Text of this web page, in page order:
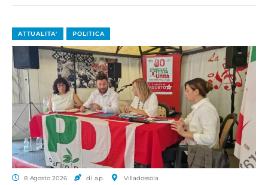
ATTUALITA' POLITICA
8 Agosto 2026 di a.p. Villadossola